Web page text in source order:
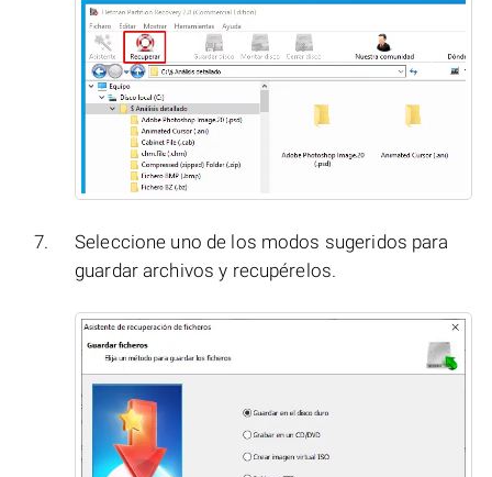
Seleccione uno de los modos sugeridos para
guardar archivos y recupérelos.